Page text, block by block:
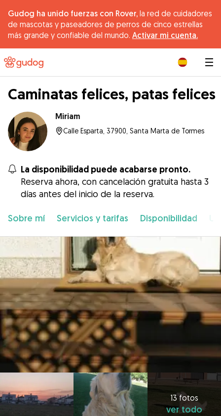
Gudog ha unido fuerzas con Rover, la red de cuidadores
de mascotas y paseadores de perros de cinco estrellas
más grande y confiable del mundo. Activar mi cuenta.
Caminatas felices, patas felices
Miriam
Calle Esparta, 37900, Santa Marta de Tormes
La disponibilidad puede acabarse pronto.
Reserva ahora, con cancelación gratuita hasta 3
días antes del inicio de la reserva.
Sobre mí Servicios y tarifas Disponibilidad
13 fotos
ver todo